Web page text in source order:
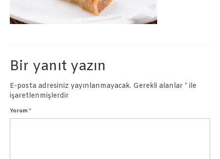
Bir yanıt yazın
E-posta adresiniz yayınlanmayacak. Gerekli alanlar * ile
işaretlenmişlerdir
Yorum *